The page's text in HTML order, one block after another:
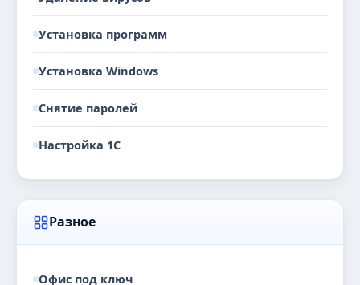
Установка программ
Установка Windows
Снятие паролей
Настройка 1С
Разное
Офис под ключ